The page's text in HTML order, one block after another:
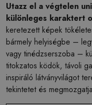
Utazz el a végtelen
különleges karaktert
keretezett képek
bármely helyiségbe –
vagy tinédzserszoba –
titokzatos ködök, távoli
inspiráló látványvilágot
tekintetet és